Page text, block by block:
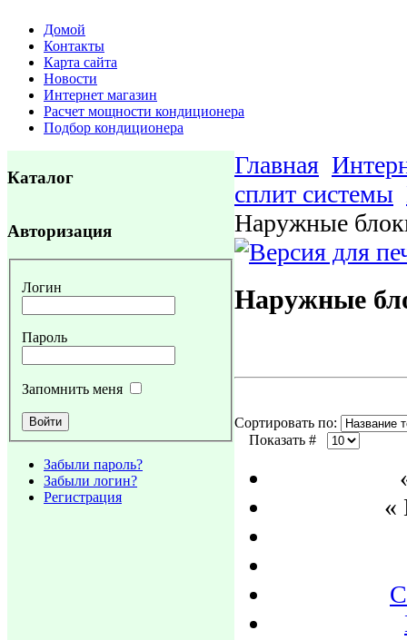
Домой
Контакты
Карта сайта
Новости
Интернет магазин
Расчет мощности кондиционера
Подбор кондиционера
Каталог
Авторизация
Логин
Пароль
Запомнить меня
Забыли пароль?
Забыли логин?
Регистрация
Главная
сплит системы
Наружные
Наружные
Сортировать по:
Показать #
«